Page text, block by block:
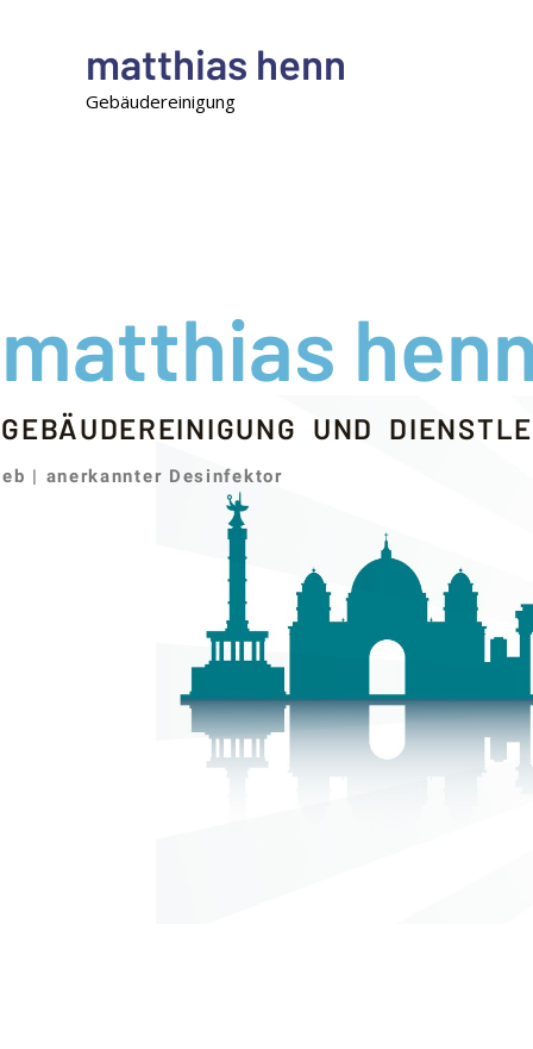
matthias henn
Gebäudereinigung
matthias
UND
| anerkannter Desinfektor